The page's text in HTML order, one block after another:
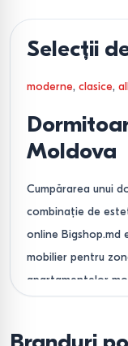
Selecții
moderne, clasice,
Moldova
Cumpărarea unui
combinație de
online Bigshop.md
mobilier pentru
apartamentelor